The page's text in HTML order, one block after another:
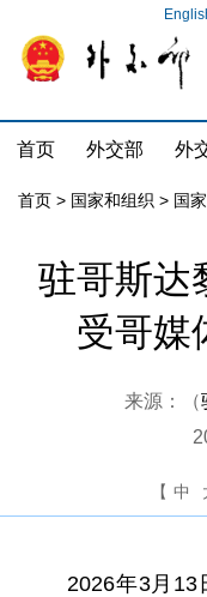
首页 外交部 外
首页 > 国家和组织 > 国
驻哥斯达
受哥媒
来源：（
【 中
2026年3月13